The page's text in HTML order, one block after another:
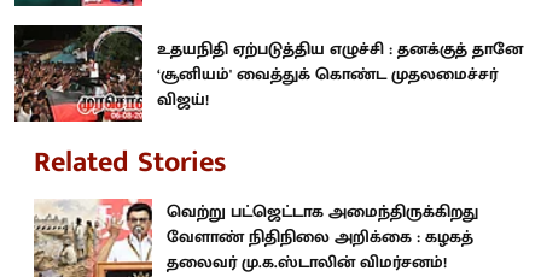
உதயநிதி ஏற்படுத்திய எழுச்சி : தனக்குத் தானே
‘சூனியம்' வைத்துக் கொண்ட முதலமைச்சர்
விஜய்!
Related Stories
வெற்று பட்ஜெட்டாக அமைந்திருக்கிறது
வேளாண் நிதிநிலை அறிக்கை : கழகத்
தலைவர் மு.க.ஸ்டாலின் விமர்சனம்!